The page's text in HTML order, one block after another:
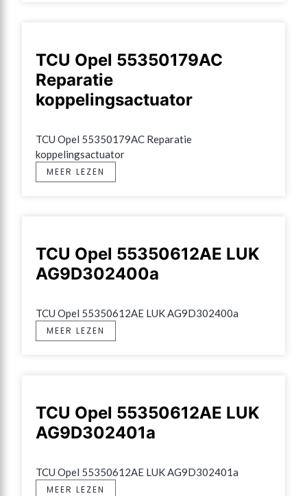
TCU Opel 55350179AC
Reparatie
koppelingsactuator
TCU Opel 55350179AC Reparatie
koppelingsactuator
MEER LEZEN
TCU Opel 55350612AE LUK
AG9D302400a
TCU Opel 55350612AE LUK AG9D302400a
MEER LEZEN
TCU Opel 55350612AE LUK
AG9D302401a
TCU Opel 55350612AE LUK AG9D302401a
MEER LEZEN